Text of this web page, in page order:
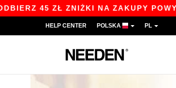
45 ZŁ ZNIŻKI NA ZAKUPY
HELP CENTER POLSKA PL